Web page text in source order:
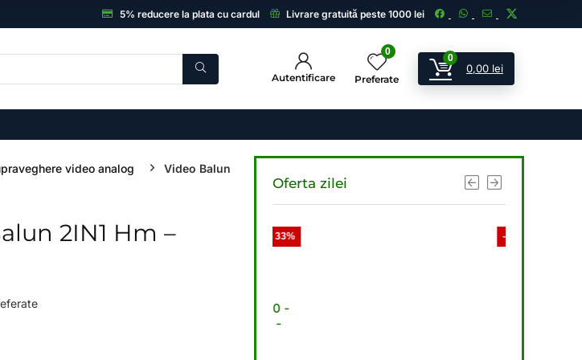
5% reducere la plata cu cardul Livrare gratuită peste 1000 lei
Autentificare
0
Preferate
0
0,00 lei
video analog
Video Balun
2IN1 Hm –
Oferta zilei
- 33%